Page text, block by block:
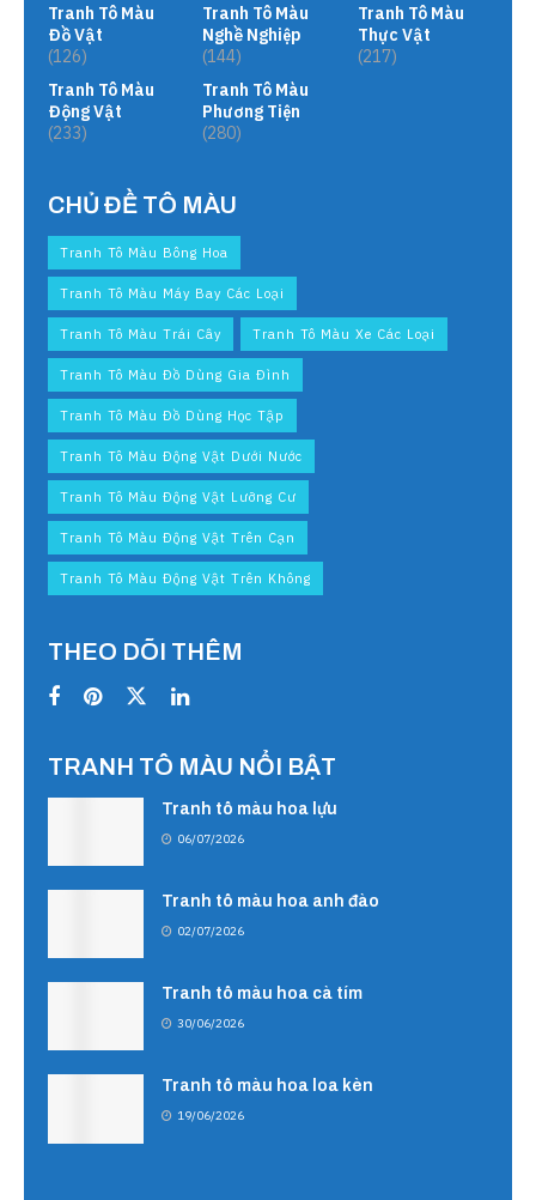
Tranh Tô Màu
Đồ Vật
(126)
Tranh Tô Màu
Động Vật
(233)
Tranh Tô Màu
Nghề Nghiệp
(144)
Tranh Tô Màu
Phương Tiện
(280)
Tranh Tô Màu
Thực Vật
(217)
CHỦ ĐỀ TÔ MÀU
Tranh Tô Màu Bông Hoa
Tranh Tô Màu Máy Bay Các Loại
Tranh Tô Màu Trái Cây Tranh Tô Màu Xe Các Loại
Tranh Tô Màu Đồ Dùng Gia Đình
Tranh Tô Màu Đồ Dùng Học Tập
Tranh Tô Màu Động Vật Dưới Nước
Tranh Tô Màu Động Vật Lưỡng Cư
Tranh Tô Màu Động Vật Trên Cạn
Tranh Tô Màu Động Vật Trên Không
THEO DÕI THÊM
TRANH TÔ MÀU NỔI BẬT
Tranh tô màu hoa lựu
06/07/2026
Tranh tô màu hoa anh đào
02/07/2026
Tranh tô màu hoa cà tím
30/06/2026
Tranh tô màu hoa loa kèn
19/06/2026